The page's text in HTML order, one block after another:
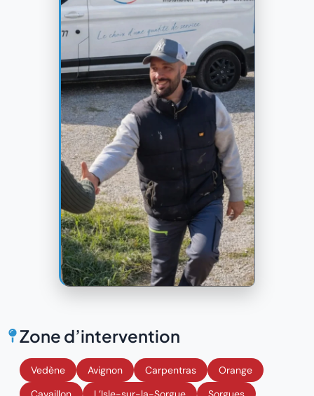
Zone d’intervention
Vedène Avignon Carpentras
Orange